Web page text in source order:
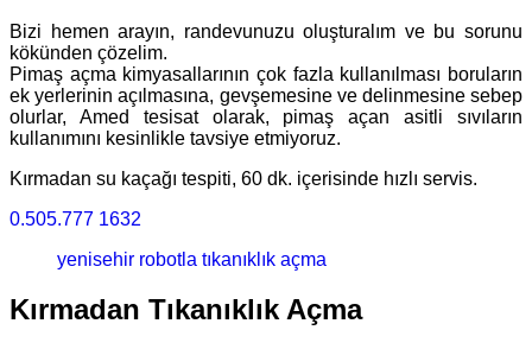
Bizi hemen arayın, randevunuzu oluşturalım ve bu sorunu
kökünden çözelim.
Pimaş açma kimyasallarının çok fazla kullanılması boruların
ek yerlerinin açılmasına, gevşemesine ve delinmesine sebep
olurlar, Amed tesisat olarak, pimaş açan asitli sıvıların
kullanımını kesinlikle tavsiye etmiyoruz.
Kırmadan su kaçağı tespiti, 60 dk. içerisinde hızlı servis.
0.505.777 1632
yenisehir robotla tıkanıklık açma
Kırmadan Tıkanıklık Açma